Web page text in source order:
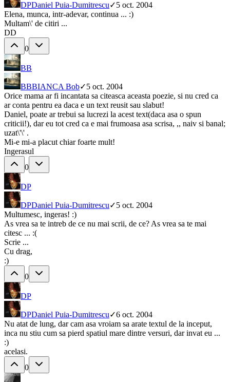
DPDaniel Puia-Dumitrescu✓5 oct. 2004
Elena, munca, intr-adevar, continua ... :)
Multam\' de citiri ...
DD
0
BB
BBBIANCA Bob✓5 oct. 2004
Orice mama ar fi incantata sa citeasca aceasta poezie, si nu cred ca
ar conta pentru ea daca e un text reusit sau slabut!
Daniel, poate ar trebui sa lucrezi la acest text(daca asa o spun
criticii!), dar eu tot cred ca e mai frumoasa asa scrisa, ,, naiv si banal;
uzat\'\' .
Mi-e mi-a placut chiar foarte mult!
Ingerasul
0
DP
DPDaniel Puia-Dumitrescu✓5 oct. 2004
Multumesc, ingeras! :)
As vrea sa te intreb de ce nu mai scrii, de ce? As vrea sa te mai
citesc ... :(
Scrie ...
Cu drag,
:)
0
DP
DPDaniel Puia-Dumitrescu✓6 oct. 2004
Nu atat de lung, dar cam asa vroiam sa arate textul de la inceput,
inca nu stiu cum sa pierd spatiul mare dintre versuri, dar invat eu ...
:)
acelasi.
0